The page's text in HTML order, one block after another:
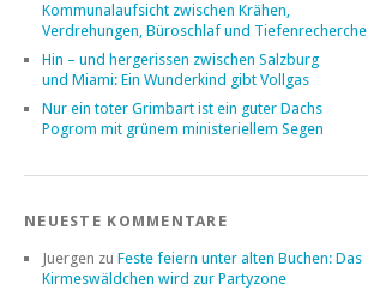
Kommunalaufsicht zwischen Krähen,
Verdrehungen, Büroschlaf und Tiefenrecherche
Hin – und hergerissen zwischen Salzburg
und Miami: Ein Wunderkind gibt Vollgas
Nur ein toter Grimbart ist ein guter Dachs
Pogrom mit grünem ministeriellem Segen
NEUESTE KOMMENTARE
Juergen zu Feste feiern unter alten Buchen: Das
Kirmeswäldchen wird zur Partyzone